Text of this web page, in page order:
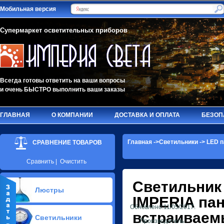
Мобильная версия
Супермаркет осветительных приборов
Всегда готовы ответить на ваши вопросы
и очень БЫСТРО выполнить ваши заказы
ГЛАВНАЯ О КОМПАНИИ ДОСТАВКА И ОПЛАТА
Главная ->Светильники -> LED
IMPERIA
Обновлено:11/05/2017.
Производитель:
СРАВНЕНИЕ ТОВАРОВ
Сравнить Очистить
Люстры
Припотолочные люстры(620)
Потолочные люстры Led(65)
Светильники